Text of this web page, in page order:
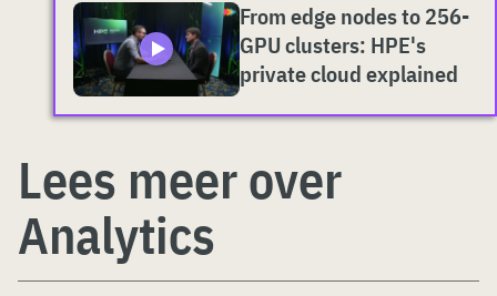
From edge nodes to 256-
GPU clusters: HPE's
private cloud explained
Lees meer over
Analytics